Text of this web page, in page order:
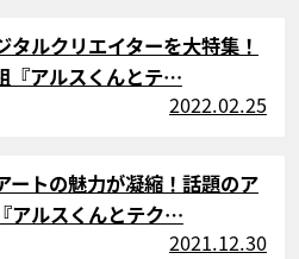
タルクリエイターを大特集！
『アルスくんとテ…
2022.02.25
ートの魅力が凝縮！話題のア
アルスくんとテク…
2021.12.30